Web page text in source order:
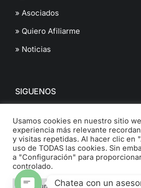
» Asociados
» Quiero Afiliarme
» Noticias
SIGUENOS
© 2022 Cámara de Comercio de
Usamos cookies en nuestro sitio
experiencia más relevante
y visitas repetidas. Al hacer clic en
uso de TODAS las cookies. Sin
a "Configuración" para
controlado.
Configuración Aceptar
Chatea con un